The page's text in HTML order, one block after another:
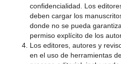
confidencialidad. Los
deben cargar los
donde no se pueda
permiso explícito de los
Los editores, autores y
en el uso de herramientas